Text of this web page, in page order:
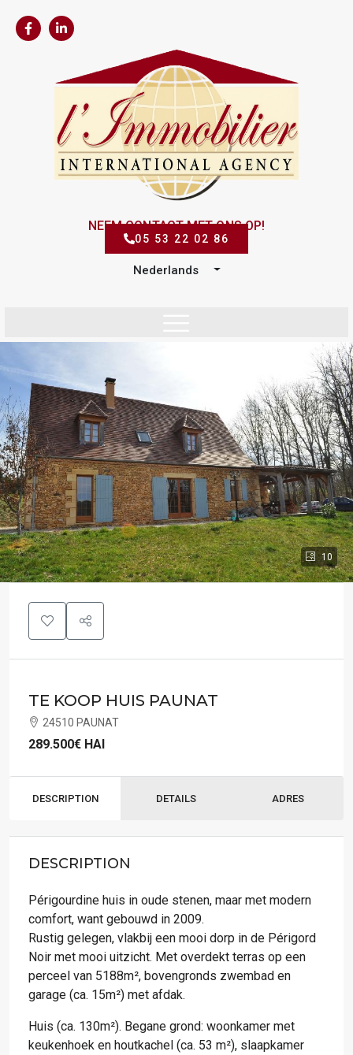
NEEM CONTACT MET ONS OP!
05 53 22 02 86
Nederlands
10
TE KOOP HUIS PAUNAT
24510 PAUNAT
289.500€ HAI
DESCRIPTION DETAILS ADRES
DESCRIPTION
Périgourdine huis in oude stenen, maar met modern
comfort, want gebouwd in 2009.
Rustig gelegen, vlakbij een mooi dorp in de Périgord
Noir met mooi uitzicht. Met overdekt terras op een
perceel van 5188m², bovengronds zwembad en
garage (ca. 15m²) met afdak.
Huis (ca. 130m²). Begane grond: woonkamer met
keukenhoek en houtkachel (ca. 53 m²), slaapkamer